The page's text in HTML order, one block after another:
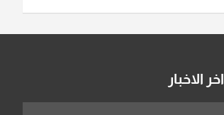
اخر الاخبار